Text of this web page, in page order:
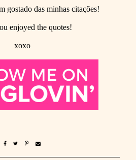
gostado das minhas citações!
enjoyed the quotes!
xoxo